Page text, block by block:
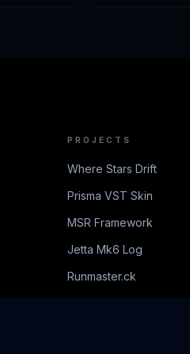
PROJECTS
Where Stars Drift
Prisma VST Skin
MSR Framework
Jetta Mk6 Log
Runmaster.ck